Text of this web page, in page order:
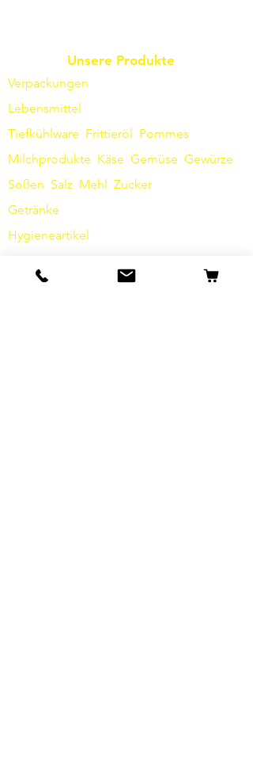
Unsere Produkte
Verpackungen
Lebensmittel
Tiefkühlware Frittieröl Pommes
Milchprodukte Käse Gemüse Gewürze
Soßen Salz Mehl Zucker
Getränke
Hygieneartikel